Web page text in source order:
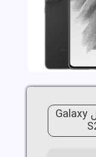
گوشی موبایل سامسونگ مدل Galaxy